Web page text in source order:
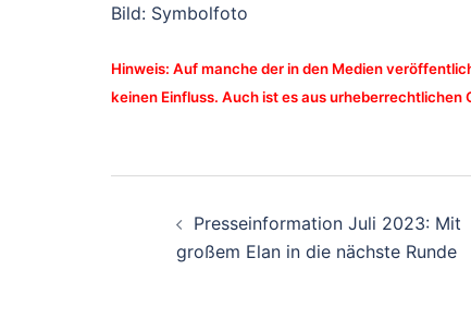
Bild: Symbolfoto
Hinweis: Auf manche der in den Medien
keinen Einfluss. Auch ist es aus
Presseinformation Juli 2023: Mit
großem Elan in die nächste Runde